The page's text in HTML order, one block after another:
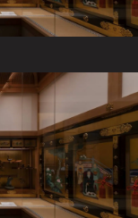
ションサイト
ランス料理）